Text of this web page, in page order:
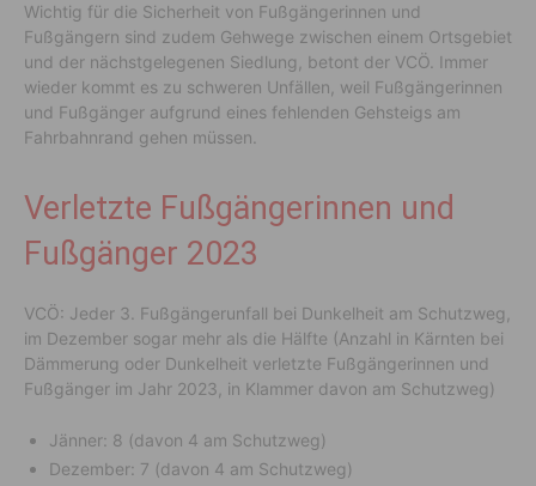
Wichtig für die Sicherheit von Fußgängerinnen und
Fußgängern sind zudem Gehwege zwischen einem Ortsgebiet
und der nächstgelegenen Siedlung, betont der VCÖ. Immer
wieder kommt es zu schweren Unfällen, weil Fußgängerinnen
und Fußgänger aufgrund eines fehlenden Gehsteigs am
Fahrbahnrand gehen müssen.
Verletzte Fußgängerinnen und
Fußgänger 2023
VCÖ: Jeder 3. Fußgängerunfall bei Dunkelheit am Schutzweg,
im Dezember sogar mehr als die Hälfte (Anzahl in Kärnten bei
Dämmerung oder Dunkelheit verletzte Fußgängerinnen und
Fußgänger im Jahr 2023, in Klammer davon am Schutzweg)
Jänner: 8 (davon 4 am Schutzweg)
Dezember: 7 (davon 4 am Schutzweg)